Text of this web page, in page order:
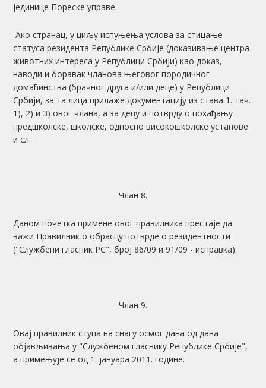
јединице Пореске управе.
Ако странац, у циљу испуњења услова за стицање
статуса резидента Републике Србије (доказивање центра
животних интереса у Републици Србији) као доказ,
наводи и боравак чланова његовог породичног
домаћинства (брачног друга и/или деце) у Републици
Србији, за та лица прилаже документацију из става 1. тач.
1), 2) и 3) овог члана, а за децу и потврду о похађању
предшколске, школске, односно високошколске установе
и сл.
Члан 8.
Даном почетка примене овог правилника престаје да
важи Правилник о обрасцу потврде о резидентности
("Службени гласник РС", број 86/09 и 91/09 - исправка).
Члан 9.
Овај правилник ступа на снагу осмог дана од дана
објављивања у "Службеном гласнику Републике Србије",
а примењује се од 1. јануара 2011. године.